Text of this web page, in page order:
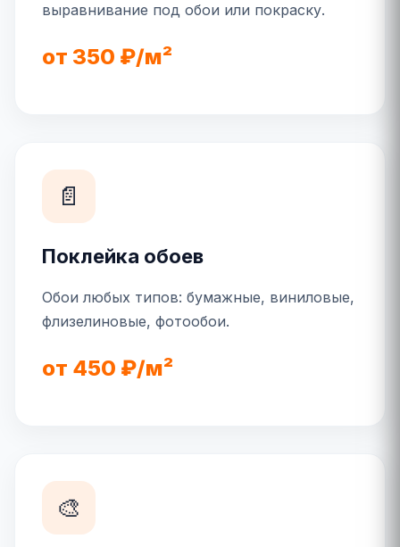
выравнивание под обои или покраску.
от 350 ₽/м²
📄
Поклейка обоев
Обои любых типов: бумажные, виниловые,
флизелиновые, фотообои.
от 450 ₽/м²
🎨